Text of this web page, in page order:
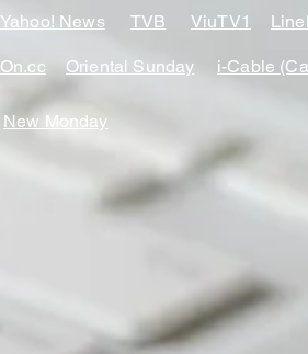
Yahoo! News TVB ViuTV1
On.cc Oriental Sunday i-Cable
​New Monday